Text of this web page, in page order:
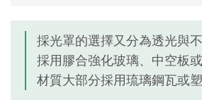
採光罩的選擇又分為透光與
採用膠合強化玻璃、中空板
材質大部分採用琉璃鋼瓦或塑